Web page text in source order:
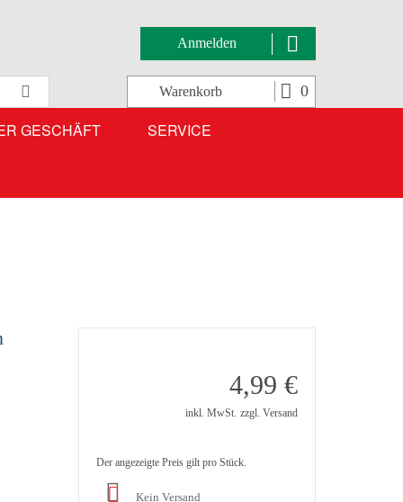
Anmelden
Warenkorb 0
GESCHÄFT SERVICE
4,99 €
inkl. MwSt. zzgl. Versand
Der angezeigte Preis gilt pro Stück.
Kein Versand